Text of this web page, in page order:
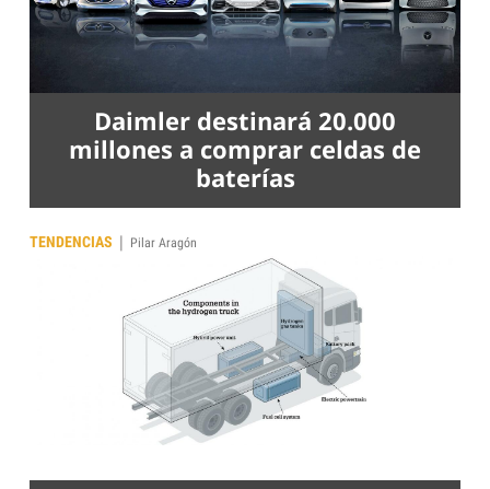
Daimler destinará 20.000
millones a comprar celdas de
baterías
TENDENCIAS | Pilar Aragón